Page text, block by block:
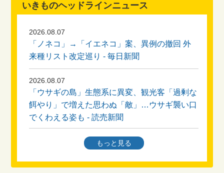
2026.06.18
た！
2026.05.28
クビアカツヤカミキリ対策に取り組む企業・団
体を募集中！
2026.03.30
令和7年堺いきものフォトアワード結果発表！
－堺市レッドリスト2021・堺市外来種アラー
いきものヘッドラインニュース
2026.08.07
「ノネコ」→「イエネコ」案、異例の撤回 外
来種リスト改定巡り - 毎日新聞
2026.08.07
「ウサギの島」生態系に異変、観光客「過剰な
餌やり」で増えた思わぬ「敵」…ウサギ襲い口
でくわえる姿も - 読売新聞
絶滅危惧種のコアジサシ、平城宮跡南の工場跡
に今年も 7年連続繁殖 [奈良県] - 朝日新聞
もっと見る